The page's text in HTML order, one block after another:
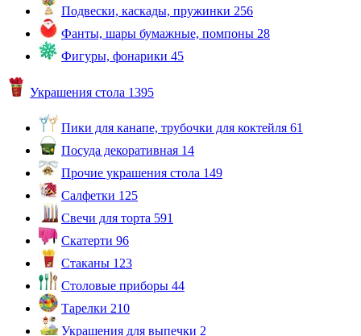
Подвески, каскады, пружинки 256
Фанты, шары бумажные, помпоны 28
Фигуры, фонарики 45
Украшения стола 1395
Пики для канапе, трубочки для коктейля 61
Посуда декоративная 14
Прочие украшения стола 149
Салфетки 125
Свечи для торта 591
Скатерти 96
Стаканы 123
Столовые приборы 44
Тарелки 210
Украшения для выпечки 2